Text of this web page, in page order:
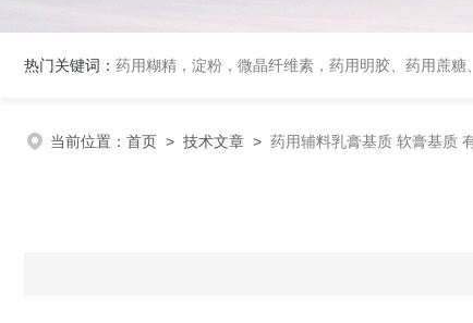
热门关键词： 药用糊精，淀粉，微晶纤维素，药用明胶、药用蔗糖、吐温80、丙二醇、冰醋酸、泊洛沙姆、乳膏基质、药用淀粉、药用糊精、硬脂酸镁、聚丙烯酸树脂系列、羧甲基淀粉钠、羧甲基纤维素
当前位置： 首页 > 技术文章 > 药用辅料乳膏基质 软膏基质